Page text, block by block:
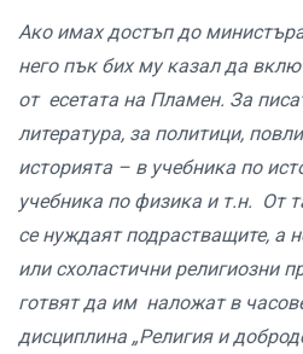
Ако имах достъп до
него пък бих му казал да
от есетата на Пламен. За
литература, за политици,
историята – в учебника по
учебника по физика и т.н. От
се нуждаят подрастващите, а
или схоластични религиозни
готвят да им наложат в
дисциплина „Религия и